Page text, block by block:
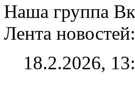
Наша группа
Лента новостей:
18.2.2026,